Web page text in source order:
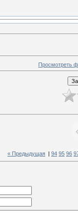
Просмотреть
« Предыдущая 94 95 96